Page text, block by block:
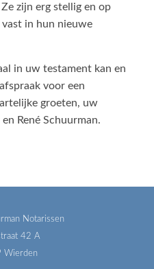
zijn erg stellig en op
vast in hun nieuwe
in uw testament kan en
voor een
groeten, uw
René Schuurman.
Notarissen
42 A
Wierden